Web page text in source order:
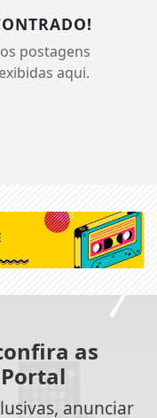
postagens
aqui.
as
anunciar